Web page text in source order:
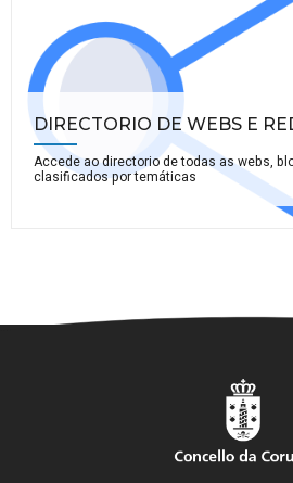
DIRECTORIO DE WEBS E
Accede ao directorio de todas as webs,
clasificados por temáticas